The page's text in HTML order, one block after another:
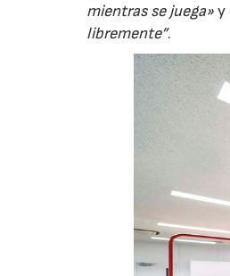
mientras se juega»y
libremente”.